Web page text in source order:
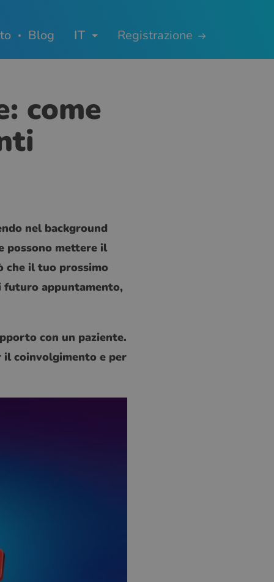
Blog IT Registrazione
come
nel background
possono mettere il
che il tuo prossimo
futuro appuntamento,
con un paziente.
il coinvolgimento e per